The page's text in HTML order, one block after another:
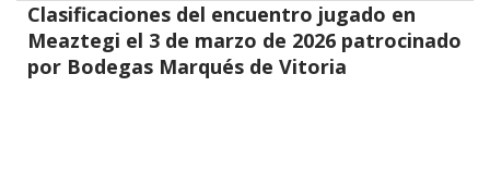
Clasificaciones del encuentro jugado en
Meaztegi el 3 de marzo de 2026 patrocinado
por Bodegas Marqués de Vitoria